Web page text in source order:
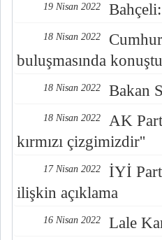
19 Nisan 2022
18 Nisan 2022
buluşmasında konuştu
18 Nisan 2022 Bakan
18 Nisan 2022
AK
kırmızı çizgimizdir''
17 Nisan 2022
İYİ
ilişkin açıklama
16 Nisan 2022 Lale